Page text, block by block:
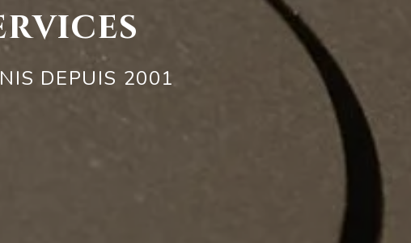
DEPUIS 2001